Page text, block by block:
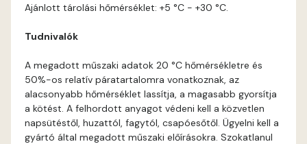
Fig-brown B
Fir C
Gecco-green B
Ajánlott tárolási hőmérséklet: +5 °C - +30 °C.
Tudnivalók
A megadott műszaki adatok 20 °C hőmérsékletre és
50%-os relatív páratartalomra vonatkoznak, az
alacsonyabb hőmérséklet lassítja, a magasabb gyorsítja
a kötést. A felhordott anyagot védeni kell a közvetlen
napsütéstől, huzattól, fagytól, csapóesőtől. Ügyelni kell a
gyártó által megadott műszaki előírásokra. Szokatlanul